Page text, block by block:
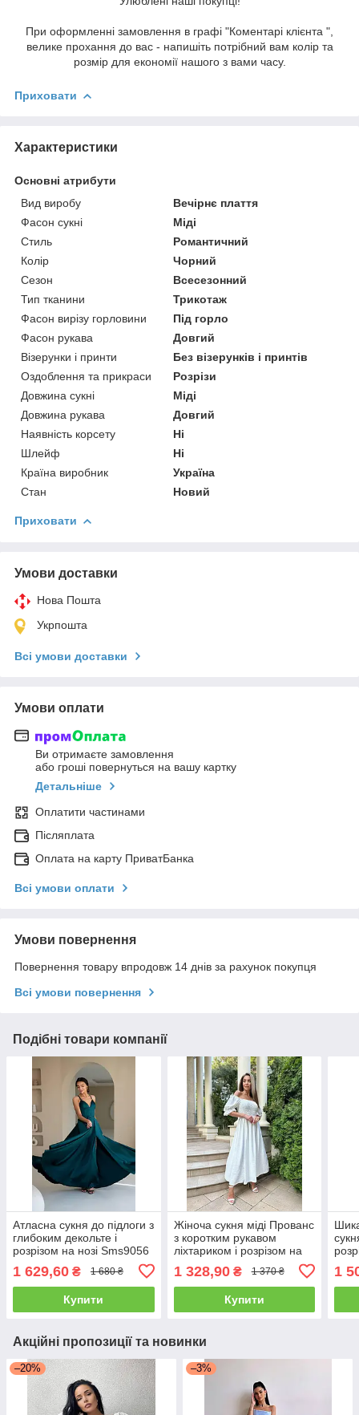
При оформленні замовлення в графі "Коментарі клієнта ",
велике прохання до вас - напишіть потрібний вам колір та
розмір для економії нашого з вами часу.
Приховати
Характеристики
Основні атрибути
Вид виробу
Вечірнє плаття
Фасон сукні
Міді
Стиль
Романтичний
Колір
Чорний
Сезон
Всесезонний
Тип тканини
Трикотаж
Фасон вирізу горловини
Під горло
Фасон рукава
Довгий
Візерунки і принти
Без візерунків і принтів
Оздоблення та прикраси
Розрізи
Довжина сукні
Міді
Довжина рукава
Довгий
Наявність корсету
Ні
Шлейф
Ні
Країна виробник
Україна
Стан
Новий
Приховати
Умови доставки
Нова Пошта
Укрпошта
Всі умови доставки
Умови оплати
Ви отримаєте замовлення
або гроші повернуться на вашу картку
Детальніше
Оплатити частинами
Післяплата
Оплата на карту ПриватБанка
Всі умови оплати
Умови повернення
Повернення товару впродовж 14 днів за рахунок покупця
Всі умови повернення
Подібні товари компанії
Атласна сукня до підлоги з
глибоким декольте і
розрізом на нозі Sms9056
1 629,60 ₴ 1 680 ₴
Купити
Жіноча сукня міді Прованс
з коротким рукавом
ліхтариком і розрізом на
Smslip8532
1 328,90₴ 1 370 ₴
Купити
1
Акційні пропозиції та новинки
–20% –3%